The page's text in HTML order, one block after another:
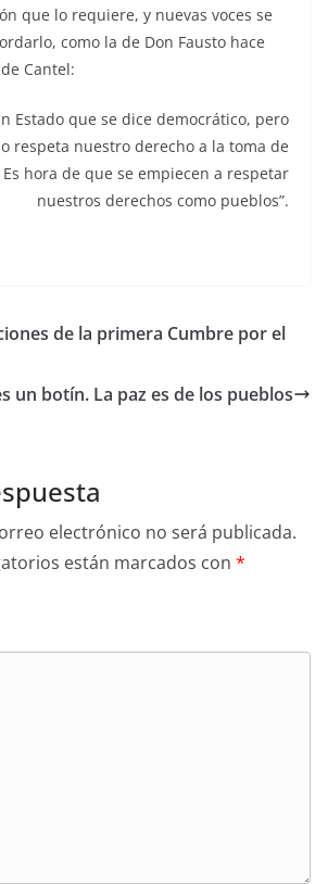
que lo requiere, y nuevas voces se
como la de Don Fausto hace
Cantel:
Estado que se dice democrático, pero
respeta nuestro derecho a la toma de
hora de que se empiecen a respetar
nuestros derechos como pueblos”.
de la primera Cumbre por el
un botín. La paz es de los pueblos
electrónico no será publicada.
están marcados con *